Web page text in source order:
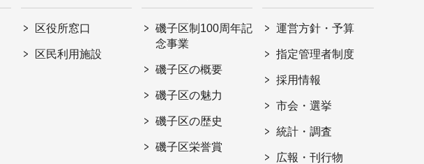
区役所窓口
区民利用施設
磯子区制100周年記
念事業
磯子区の概要
磯子区の魅力
磯子区の歴史
磯子区栄誉賞
運営方針・予算
指定管理者制度
採用情報
市会・選挙
統計・調査
広報・刊行物